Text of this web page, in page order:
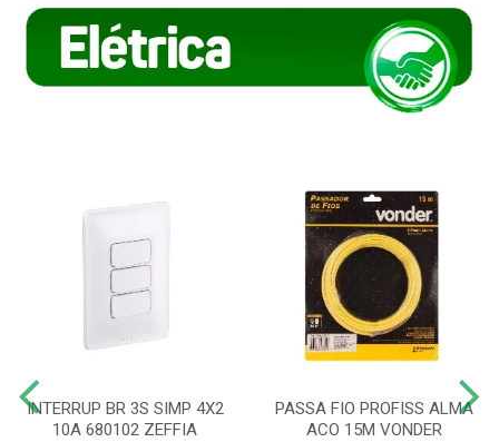
INTERRUP BR 3S SIMP 4X2
10A 680102 ZEFFIA
PASSA FIO PROFISS ALMA
ACO 15M VONDER